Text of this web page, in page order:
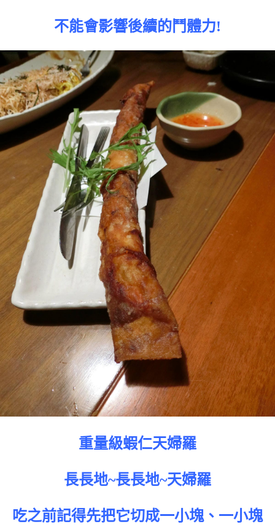
不能會影響後續的鬥體力!
重量級蝦仁天婦羅
長長地~長長地~天婦羅
吃之前記得先把它切成一小塊、一小塊